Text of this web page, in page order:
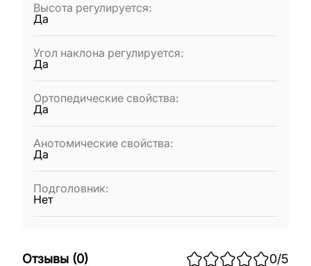
Высота регулируется:
Да
Угол наклона регулируется:
Да
Ортопедические свойства:
Да
Анотомические свойства:
Да
Подголовник:
Нет
Отзывы (0) 0/5